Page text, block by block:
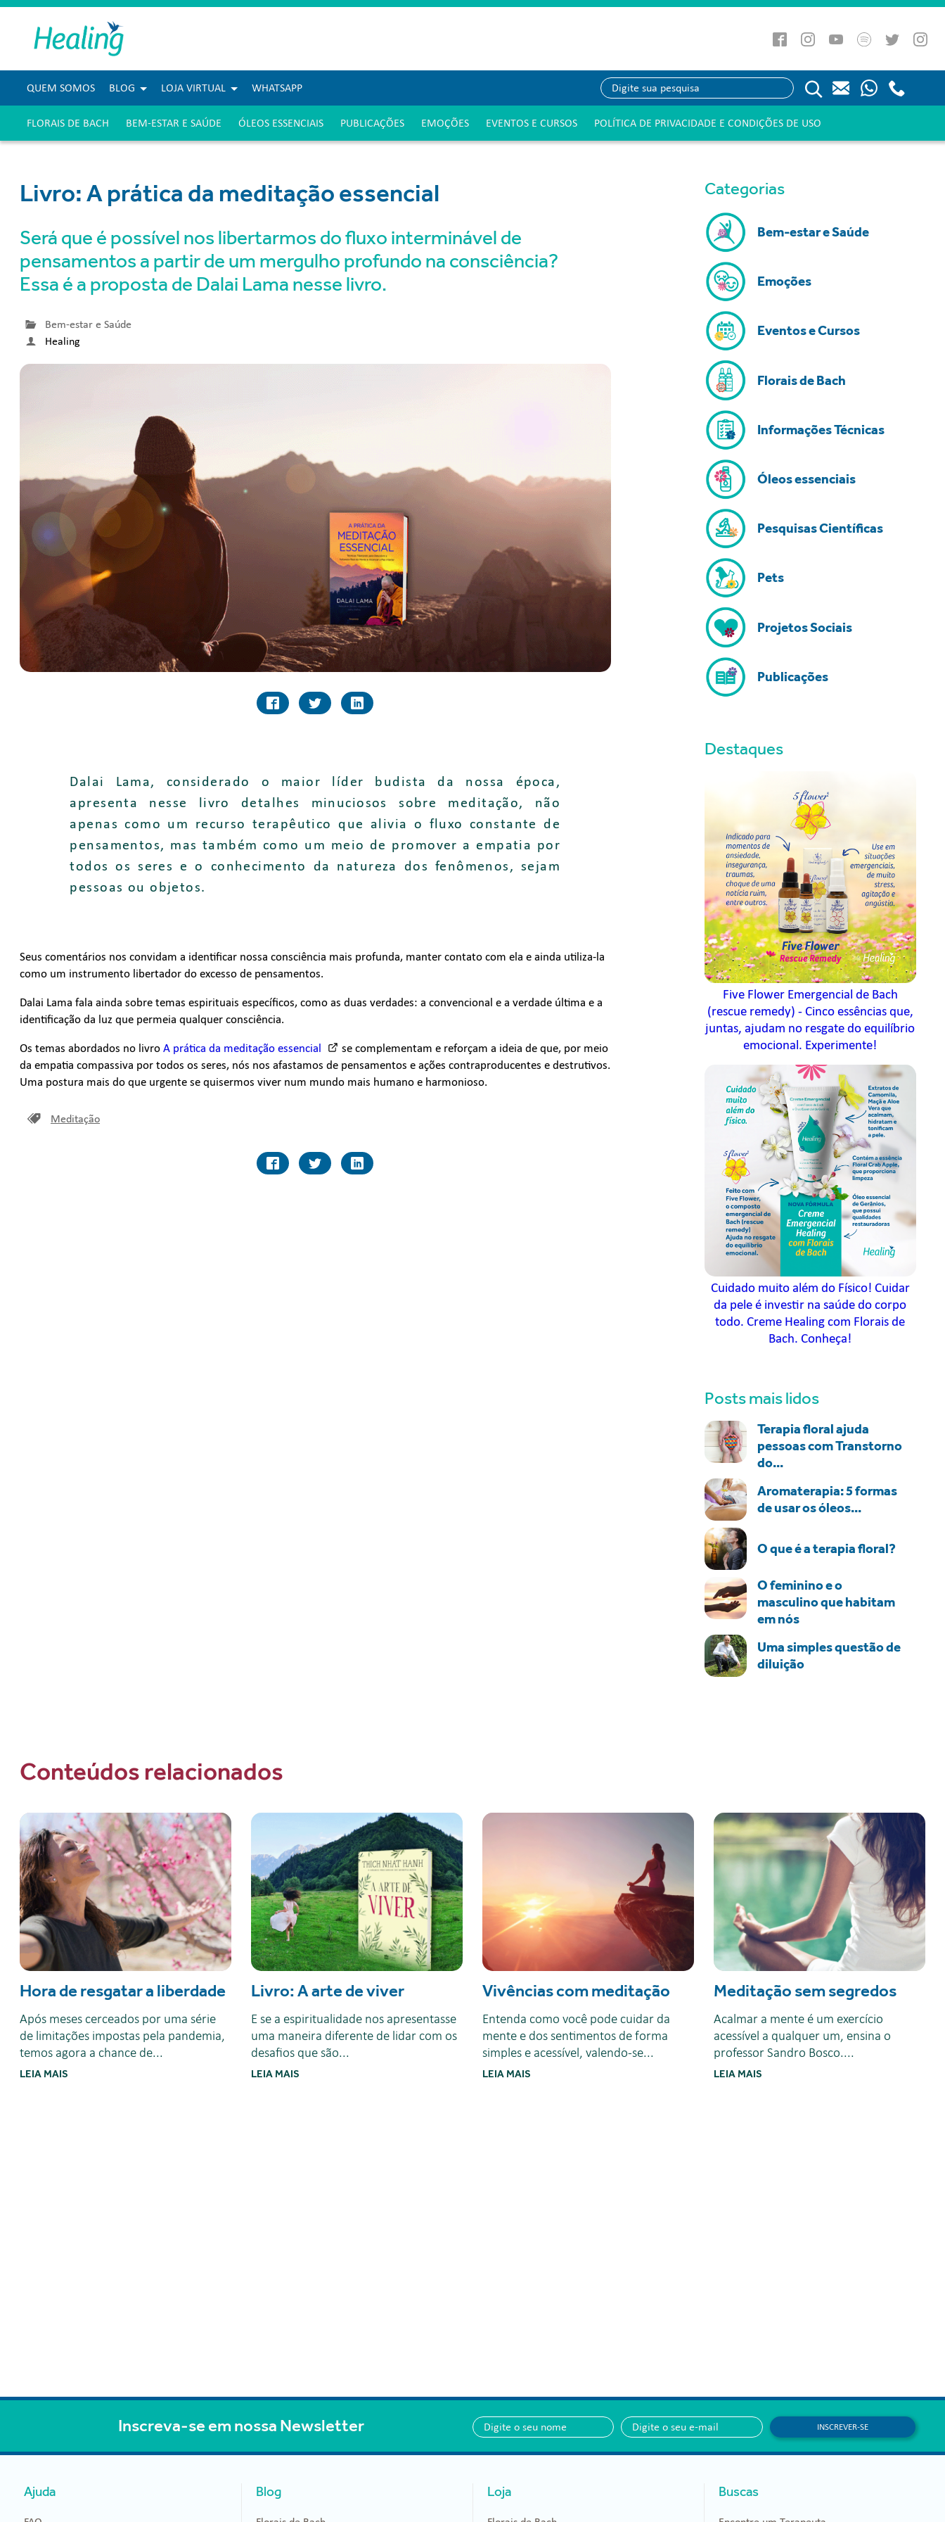
QUEM SOMOS BLOG LOJA VIRTUAL WHATSAPP
FLORAIS DE BACH BEM-ESTAR E SAÚDE ÓLEOS ESSENCIAIS PUBLICAÇÕES EMOÇÕES EVENTOS E CURSOS POLÍTICA DE PRIVACIDADE E CONDIÇÕES DE USO
Livro: A prática da meditação essencial
Será que é possível nos libertarmos do fluxo interminável de
pensamentos a partir de um mergulho profundo na consciência?
Essa é a proposta de Dalai Lama nesse livro.
Bem-estar e Saúde
Healing
Dalai Lama, considerado o maior líder budista da nossa época,
apresenta nesse livro detalhes minuciosos sobre meditação, não
apenas como um recurso terapêutico que alivia o fluxo constante de
pensamentos, mas também como um meio de promover a empatia por
todos os seres e o conhecimento da natureza dos fenômenos, sejam
pessoas ou objetos.
Seus comentários nos convidam a identificar nossa consciência mais profunda, manter contato com ela e ainda utiliza-la
como um instrumento libertador do excesso de pensamentos.
Dalai Lama fala ainda sobre temas espirituais específicos, como as duas verdades: a convencional e a verdade última e a
identificação da luz que permeia qualquer consciência.
Os temas abordados no livro A prática da meditação essencial
se complementam e reforçam a ideia de que, por meio
da empatia compassiva por todos os seres, nós nos afastamos de pensamentos e ações contraproducentes e destrutivos.
Uma postura mais do que urgente se quisermos viver num mundo mais humano e harmonioso.
Meditação
Categorias
Bem-estar e Saúde
Emoções
Eventos e Cursos
Florais de Bach
Informações Técnicas
Óleos essenciais
Pesquisas Científicas
Pets
Projetos Sociais
Publicações
Destaques
Five Flower Emergencial de Bach
(rescue remedy) - Cinco essências que,
juntas, ajudam no resgate do equilíbrio
emocional. Experimente!
Cuidado muito além do Físico! Cuidar
da pele é investir na saúde do corpo
todo. Creme Healing com Florais de
Bach. Conheça!
Posts mais lidos
Terapia floral ajuda
pessoas com Transtorno
do...
Aromaterapia: 5 formas
de usar os óleos...
O que é a terapia floral?
O feminino e o
masculino que habitam
em nós
Uma simples questão de
diluição
Conteúdos relacionados
Hora de resgatar a liberdade
Após meses cerceados por uma série
de limitações impostas pela pandemia,
temos agora a chance de...
LEIA MAIS
Livro: A arte de viver
E se a espiritualidade nos apresentasse
uma maneira diferente de lidar com os
desafios que são...
LEIA MAIS
Vivências com meditação
Entenda como você pode cuidar da
mente e dos sentimentos de forma
simples e acessível, valendo-se...
LEIA MAIS
Meditação sem segredos
Acalmar a mente é um exercício
acessível a qualquer um, ensina o
professor Sandro Bosco....
LEIA MAIS
Inscreva-se em nossa Newsletter INSCREVER-SE
Ajuda Blog Loja Buscas